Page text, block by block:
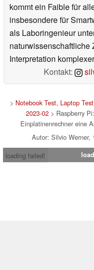
kommt ein Faible für
insbesondere für
als Laboringenieur
naturwissenschaftliche
Interpretation
Kontakt:
> Notebook Test, Laptop
2023-02 > Raspberry
Einplatinenrechner eine
Autor: Silvio Werner,
loading failed!